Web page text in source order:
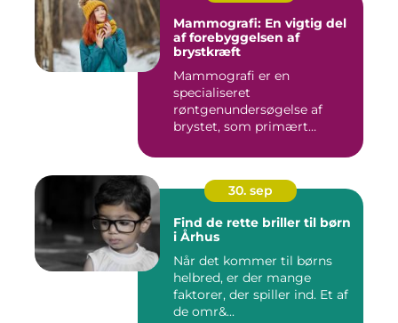
Mammografi: En vigtig del
af forebyggelsen af
brystkræft
Mammografi er en
specialiseret
røntgenundersøgelse af
brystet, som primært
30. sep
Find de rette briller til børn
i Århus
Når det kommer til børns
helbred, er der mange
faktorer, der spiller ind. Et af
de omr&...